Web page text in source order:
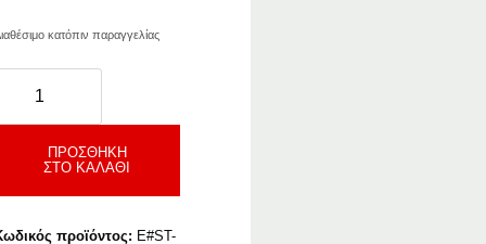
κατόπιν παραγγελίας
ποσότηταΠΡΟΣΘΉΚΗ
ΣΤΟ ΚΑΛΆΘΙ
προϊόντος: E#ST-